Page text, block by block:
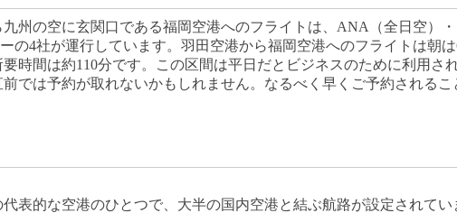
州の空に玄関口である福岡空港へのフライトは、ANA（全日空）・
の4社が運行しています。羽田空港から福岡空港へのフライトは朝は
時間は約110分です。この区間は平日だとビジネスのために利用さ
では予約が取れないかもしれません。なるべく早くご予約されるこ
表的な空港のひとつで、大半の国内空港と結ぶ航路が設定されてい